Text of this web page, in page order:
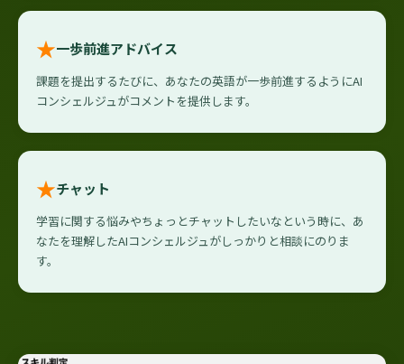
★一歩前進アドバイス
課題を提出するたびに、あなたの英語が一歩前進するようにAI
コンシェルジュがコメントを提供します。
★チャット
学習に関する悩みやちょっとチャットしたいなという時に、あ
なたを理解したAIコンシェルジュがしっかりと相談にのりま
す。